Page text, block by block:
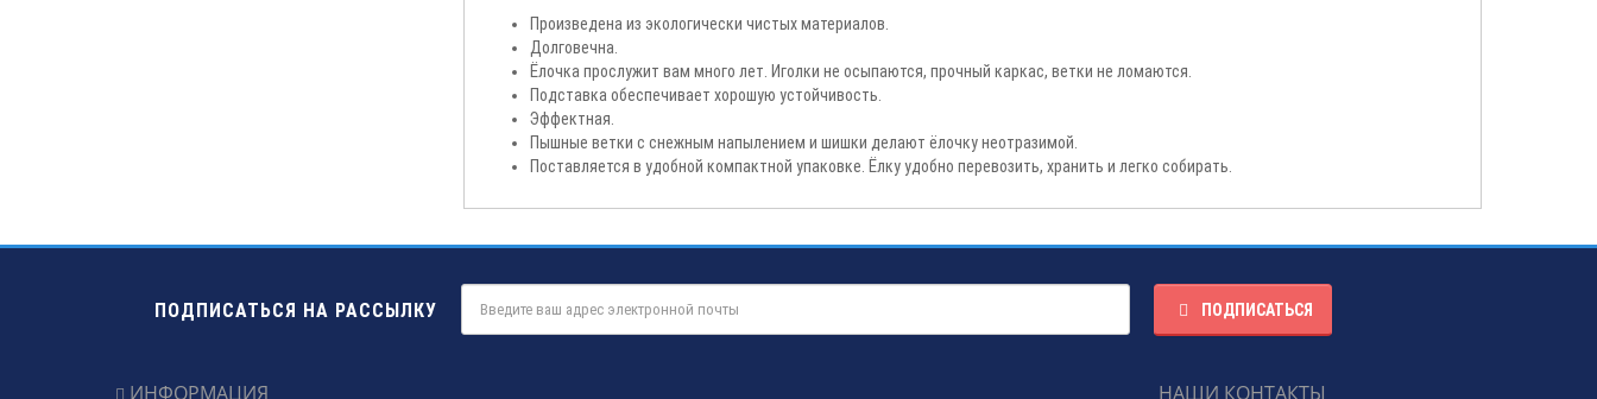
Произведена из экологически чистых материалов.
Долговечна.
Ёлочка прослужит вам много лет. Иголки не осыпаются, прочный каркас, ветки не ломаются.
Подставка обеспечивает хорошую устойчивость.
Эффектная.
Пышные ветки с снежным напылением и шишки делают ёлочку неотразимой.
Поставляется в удобной компактной упаковке. Ёлку удобно перевозить, хранить и легко собирать.
ПОДПИСАТЬСЯ НА РАССЫЛКУ ПОДПИСАТЬСЯ
ИНФОРМАЦИЯ НАШИ КОНТАКТЫ